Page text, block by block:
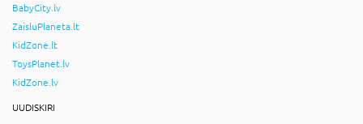
BabyCity.lv
ZaisluPlaneta.lt
KidZone.lt
ToysPlanet.lv
KidZone.lv
UUDISKIRI